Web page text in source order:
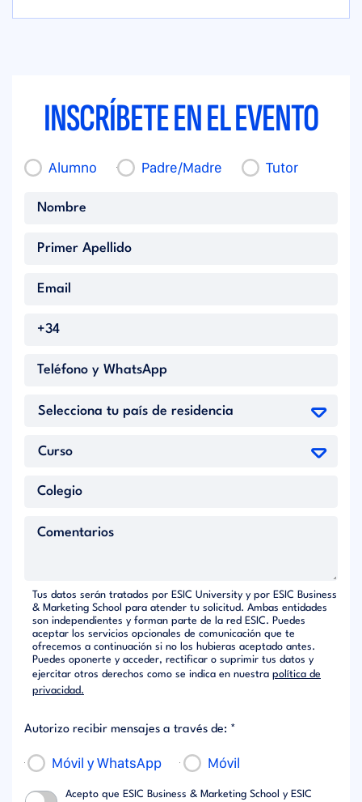
INSCRÍBETE EN EL EVENTO
Alumno Padre/Madre Tutor
Tus datos serán tratados por ESIC University y por ESIC Business
& Marketing School para atender tu solicitud. Ambas entidades
son independientes y forman parte de la red ESIC. Puedes
aceptar los servicios opcionales de comunicación que te
ofrecemos a continuación si no los hubieras aceptado antes.
Puedes oponerte y acceder, rectificar o suprimir tus datos y
ejercitar otros derechos como se indica en nuestra política de
privacidad.
Autorizo recibir mensajes a través de: *
Móvil y WhatsApp Móvil
Acepto que ESIC Business & Marketing School y ESIC